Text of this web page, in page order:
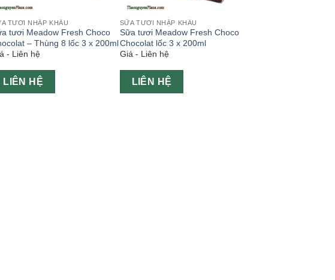
TƯƠI NHẬP KHẨU
tươi Meadow Fresh Choco
– Thùng 8 lốc 3 x 200ml
- Liên hệ
LIÊN HỆ
SỮA TƯƠI NHẬP KHẨU
Sữa tươi Meadow Fresh Choco
Chocolat lốc 3 x 200ml
Giá - Liên hệ
LIÊN HỆ